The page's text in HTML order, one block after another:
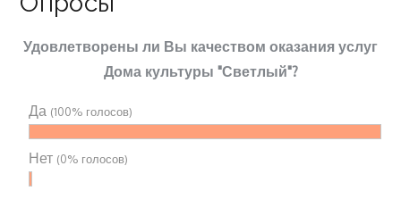
Удовлетворены ли Вы качеством оказания услуг
Дома культуры "Светлый"?
Да (100% голосов)
Нет (0% голосов)